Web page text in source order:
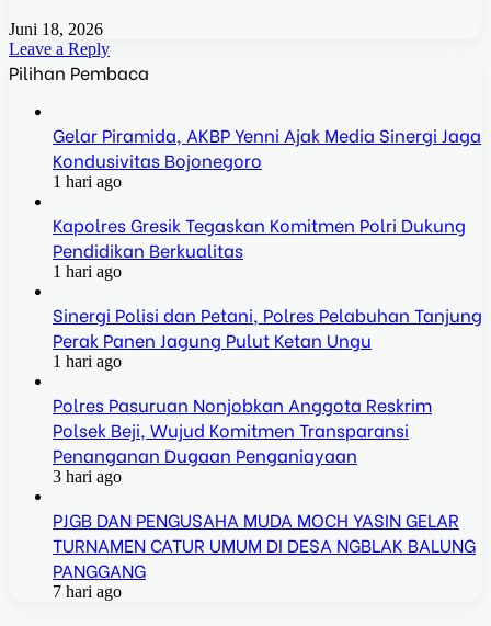
Juni 18, 2026
Leave a Reply
Pilihan Pembaca
Gelar Piramida, AKBP Yenni Ajak Media Sinergi Jaga
Kondusivitas Bojonegoro
1 hari ago
Kapolres Gresik Tegaskan Komitmen Polri Dukung
Pendidikan Berkualitas
1 hari ago
Sinergi Polisi dan Petani, Polres Pelabuhan Tanjung
Perak Panen Jagung Pulut Ketan Ungu
1 hari ago
Polres Pasuruan Nonjobkan Anggota Reskrim
Polsek Beji, Wujud Komitmen Transparansi
Penanganan Dugaan Penganiayaan
3 hari ago
PJGB DAN PENGUSAHA MUDA MOCH YASIN GELAR
TURNAMEN CATUR UMUM DI DESA NGBLAK BALUNG
PANGGANG
7 hari ago